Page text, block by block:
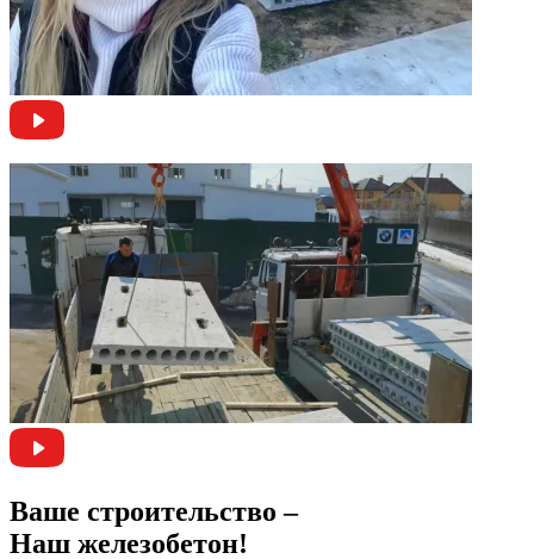
Ваше строительство –
Наш железобетон!